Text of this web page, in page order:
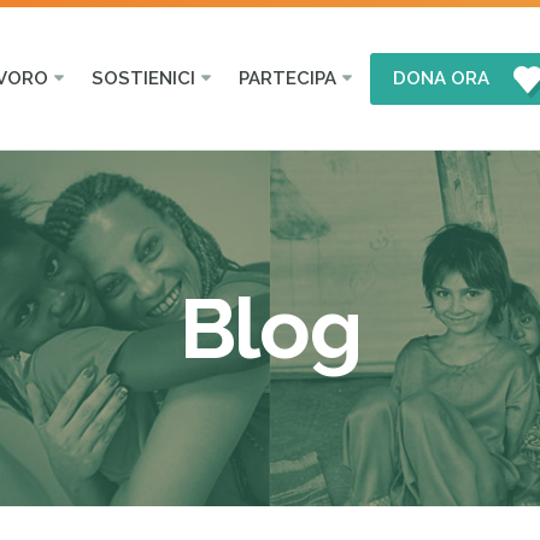
SOSTIENICI PARTECIPA DONA ORA
Blog